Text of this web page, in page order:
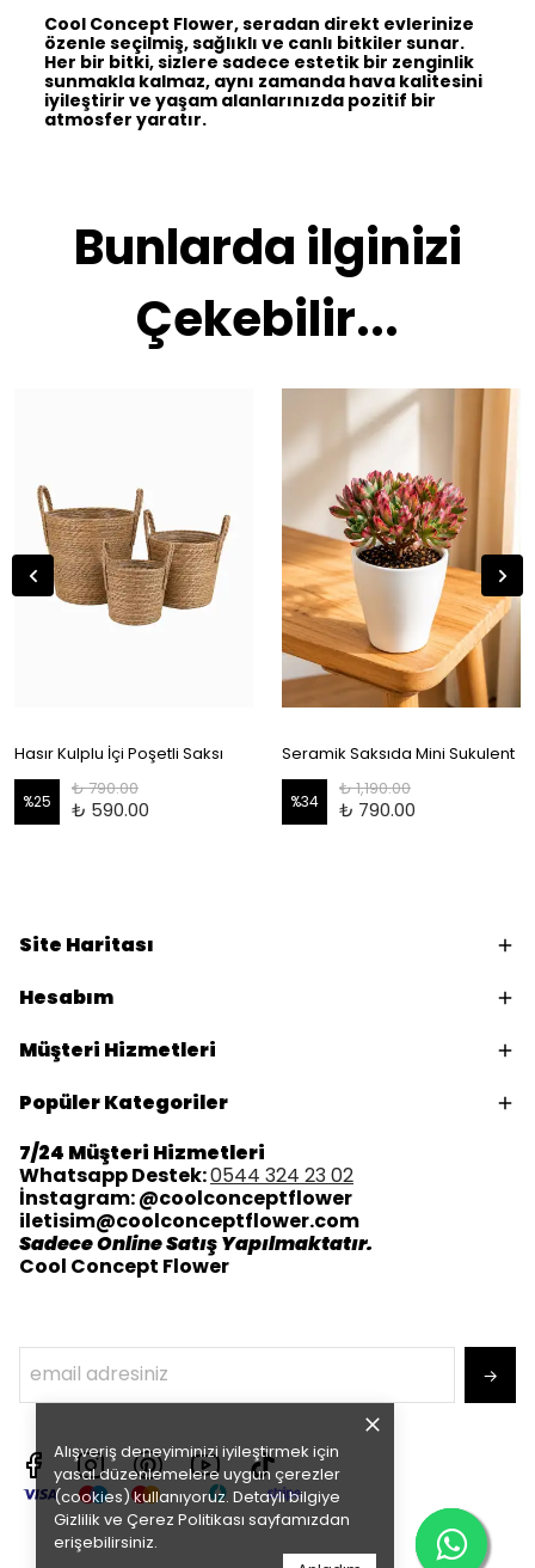
Alışveriş deneyiminizi iyileştirmek için
yasal düzenlemelere uygun çerezler
(cookies) kullanıyoruz. Detaylı bilgiye
Gizlilik ve Çerez Politikası sayfamızdan
erişebilirsiniz.
Cool Concept Flower, seradan direkt evlerinize
özenle seçilmiş, sağlıklı ve canlı bitkiler sunar.
Her bir bitki, sizlere sadece estetik bir zenginlik
sunmakla kalmaz, aynı zamanda hava kalitesini
iyileştirir ve yaşam alanlarınızda pozitif bir
atmosfer yaratır.
Bunlarda ilginizi
Çekebilir...
Hasır Kulplu İçi Poşetli Saksı
%25
₺ 790.00
₺ 590.00
Seramik Saksıda Mini Sukulent
%34
₺ 1,190.00
₺ 790.00
Site Haritası
Hesabım
Müşteri Hizmetleri
Popüler Kategoriler
7/24 Müşteri Hizmetleri
Whatsapp Destek:0544 324 23 02
İnstagram: @coolconceptflower
iletisim@coolconceptflower.com
Sadece Online Satış Yapılmaktatır.
Cool Concept Flower
→